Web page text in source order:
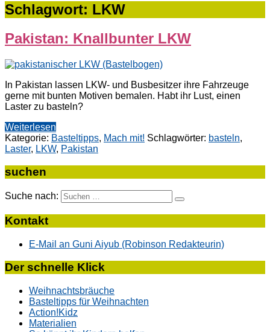
Schlagwort: LKW
Pakistan: Knallbunter LKW
In Pakistan lassen LKW- und Busbesitzer ihre Fahrzeuge
gerne mit bunten Motiven bemalen. Habt ihr Lust, einen
Laster zu basteln?
Weiterlesen
Kategorie: Basteltipps, Mach mit! Schlagwörter: basteln,
Laster, LKW, Pakistan
suchen
Suche nach:
Kontakt
E-Mail an Guni Aiyub (Robinson Redakteurin)
Der schnelle Klick
Weihnachtsbräuche
Basteltipps für Weihnachten
Action!Kidz
Materialien